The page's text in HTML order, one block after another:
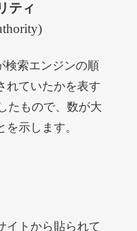
メイン年齢
ティ
検索エンジンの順
れていたかを表す
たもので、数が大
示します。
イトから貼られて